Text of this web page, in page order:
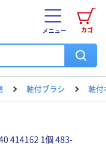
カゴ
メニュー
軸付ブラシ 軸付
414162 1個 483-